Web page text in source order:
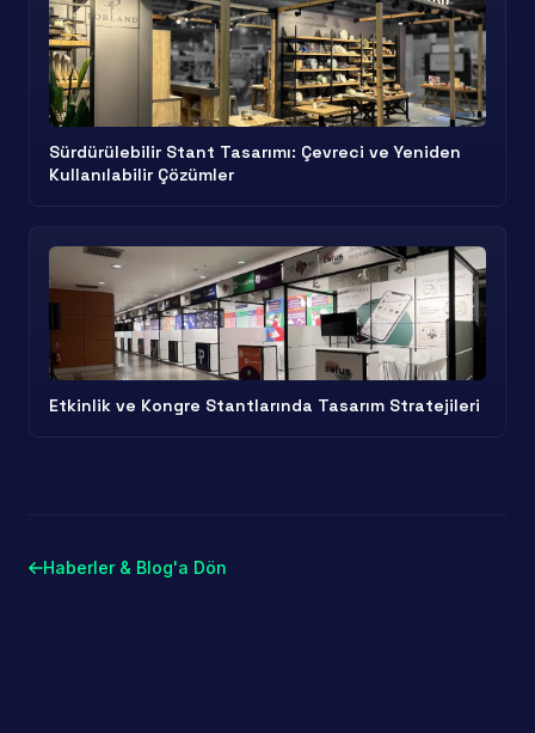
Sürdürülebilir Stant Tasarımı: Çevreci ve Yeniden
Kullanılabilir Çözümler
Etkinlik ve Kongre Stantlarında Tasarım Stratejileri
Haberler & Blog'a Dön